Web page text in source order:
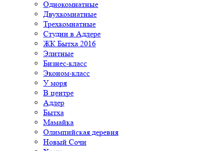
Однокомнатные
Двухкомнатные
Трехкомнатные
Студии в Адлере
ЖК Бытха 2016
Элитные
Бизнес-класс
Эконом-класс
У моря
В центре
Адлер
Бытха
Мамайка
Олимпийская деревня
Новый Сочи